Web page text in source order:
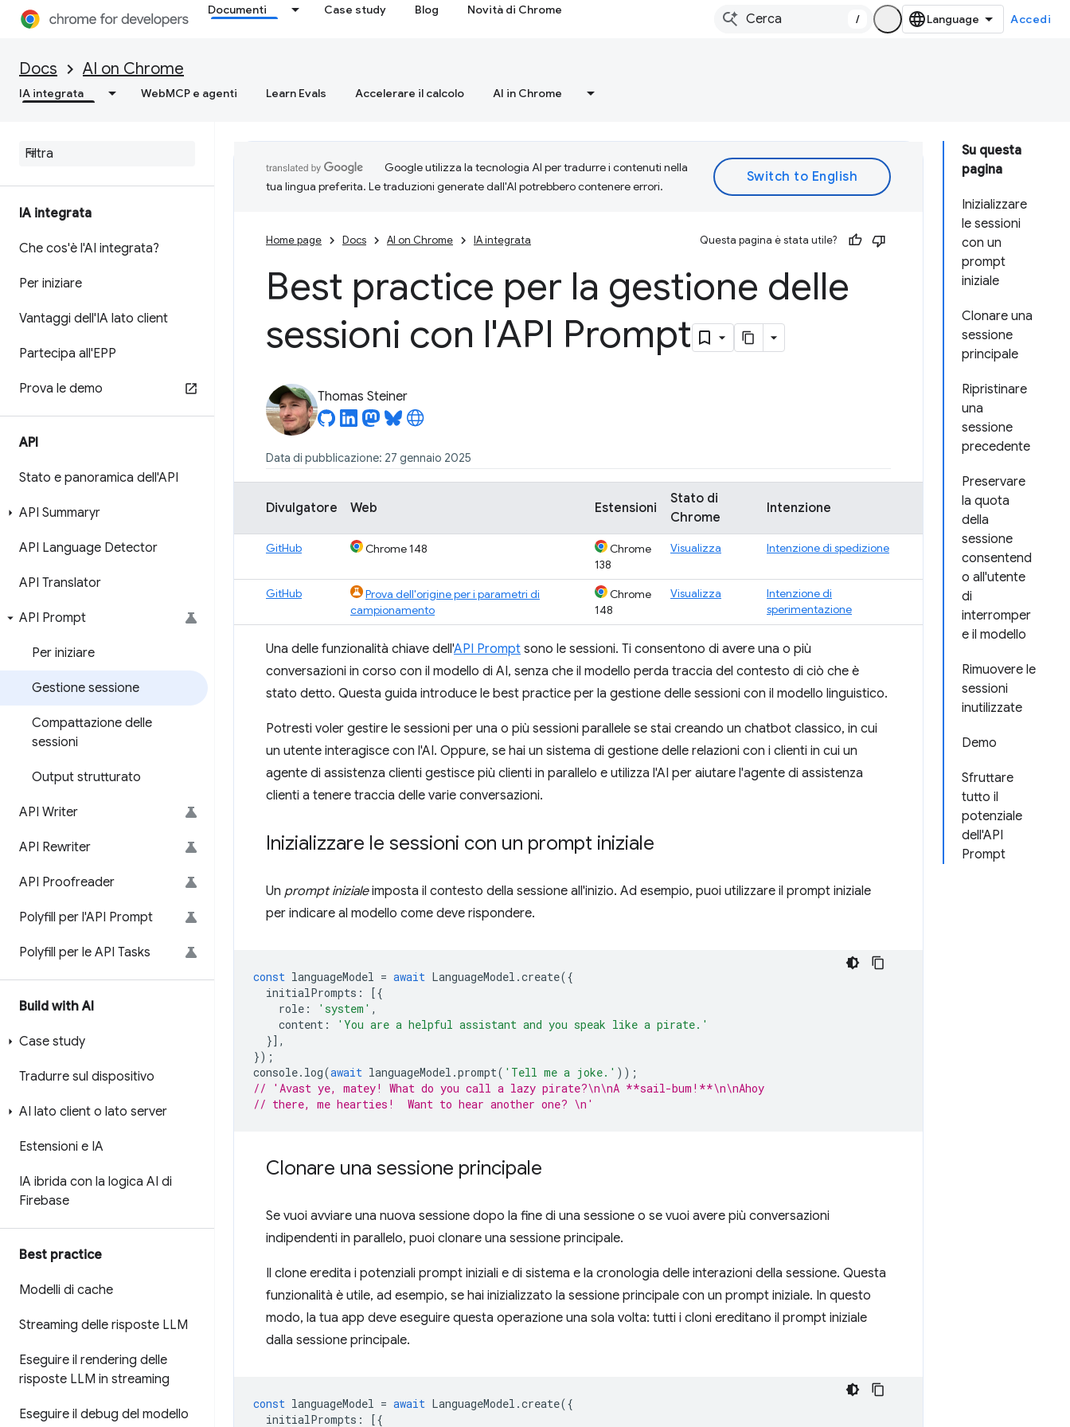
Documenti Case study Blog Novità di Chrome
/ Accedi
Docs AI on Chrome
IA integrata WebMCP e agenti Learn Evals Accelerare il calcolo AI in Chrome
IA integrata
Che cos'è l'AI integrata?
Per iniziare
Vantaggi dell'IA lato client
Partecipa all'EPP
Prova le demo
API
Stato e panoramica dell'API
API Summaryr
API Language Detector
API Translator
API Prompt
Per iniziare
Gestione sessione
Compattazione delle
sessioni
Output strutturato
API Writer
API Rewriter
API Proofreader
Polyfill per l'API Prompt
Polyfill per le API Tasks
Build with AI
Case study
Tradurre sul dispositivo
AI lato client o lato server
Estensioni e IA
IA ibrida con la logica AI di
Firebase
Best practice
Modelli di cache
Streaming delle risposte LLM
Eseguire il rendering delle
risposte LLM in streaming
Eseguire il debug del modello
Su questa
pagina
Inizializzare
le sessioni
con un
prompt
iniziale
Clonare una
sessione
principale
Ripristinare
una
sessione
precedente
Preservare
la quota
della
sessione
consentend
o all'utente
di
interromper
e il modello
Rimuovere le
sessioni
inutilizzate
Demo
Sfruttare
tutto il
potenziale
dell'API
Prompt
Google utilizza la tecnologia AI per tradurre i contenuti nella
tua lingua preferita. Le traduzioni generate dall'AI potrebbero contenere errori.
Home page Docs AI on Chrome IA integrata Questa pagina è stata utile?
Best practice per la gestione delle
sessioni con l'API Prompt
Thomas Steiner
Data di pubblicazione: 27 gennaio 2025
Divulgatore Web Estensioni
Stato di
Chrome
Intenzione
GitHub Chrome 148
Chrome
138
Visualizza Intenzione di spedizione
GitHub
Prova dell'origine per i parametri di
campionamento
Chrome
148
Visualizza
Intenzione di
sperimentazione
Una delle funzionalità chiave dell'API Prompt sono le sessioni. Ti consentono di avere una o più
conversazioni in corso con il modello di AI, senza che il modello perda traccia del contesto di ciò che è
stato detto. Questa guida introduce le best practice per la gestione delle sessioni con il modello linguistico.
Potresti voler gestire le sessioni per una o più sessioni parallele se stai creando un chatbot classico, in cui
un utente interagisce con l'AI. Oppure, se hai un sistema di gestione delle relazioni con i clienti in cui un
agente di assistenza clienti gestisce più clienti in parallelo e utilizza l'AI per aiutare l'agente di assistenza
clienti a tenere traccia delle varie conversazioni.
Inizializzare le sessioni con un prompt iniziale
Un prompt inizialeimposta il contesto della sessione all'inizio. Ad esempio, puoi utilizzare il prompt iniziale
per indicare al modello come deve rispondere.
const languageModel = await LanguageModel .create({
initialPrompts :
[{
role : 'system' ,
content :
'You are a helpful assistant and you speak like a pirate.'
}],
});
console. log(await languageModel .prompt( 'Tell me a joke.' ));
// 'Avast ye, matey! What do you call a lazy pirate?\n\nA **sail-bum!**\n\nAhoy
// there, me hearties!  Want to hear another one? \n'
Clonare una sessione principale
Se vuoi avviare una nuova sessione dopo la fine di una sessione o se vuoi avere più conversazioni
indipendenti in parallelo, puoi clonare una sessione principale.
Il clone eredita i potenziali prompt iniziali e di sistema e la cronologia delle interazioni della sessione. Questa
funzionalità è utile, ad esempio, se hai inizializzato la sessione principale con un prompt iniziale. In questo
modo, la tua app deve eseguire questa operazione una sola volta: tutti i cloni ereditano il prompt iniziale
dalla sessione principale.
const languageModel = await LanguageModel .create({
initialPrompts :
[{